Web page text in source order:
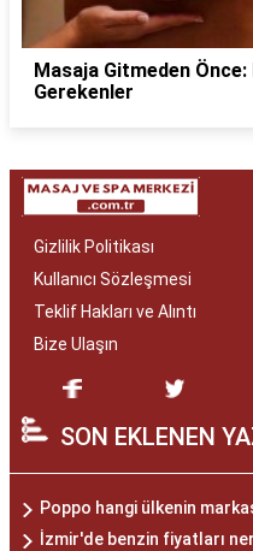
Masaja Gitmeden
Gerekenler
Gizlilik Politikası
Kullanıcı Sözleşmesi
Teklif Hakları ve Alıntı
Bize Ulaşın
SON EKLENEN
Poppo hangi ülkenin
İzmir'de benzin fiyatları